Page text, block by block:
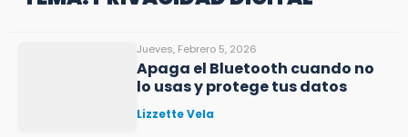
Jueves, Febrero 5, 2026
Apaga el Bluetooth cuando no
lo usas y protege tus datos
Lizzette Vela